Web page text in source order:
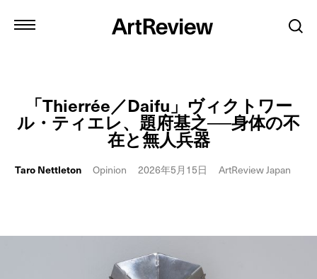
「Thierrée／Daifu」ヴィクトワー
ル・ティエレ、題府基之──身体の不
在と無人兵器
Taro Nettleton Opinion 2026年5月15日 ArtReview Japan